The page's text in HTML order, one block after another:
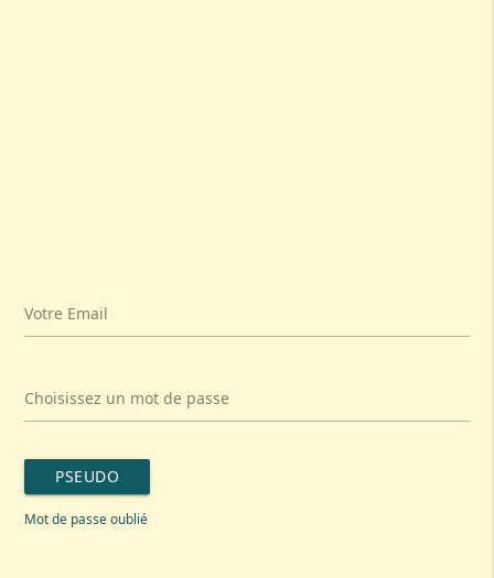
Votre Email
Choisissez un mot de passe
PSEUDO
Mot de passe oublié